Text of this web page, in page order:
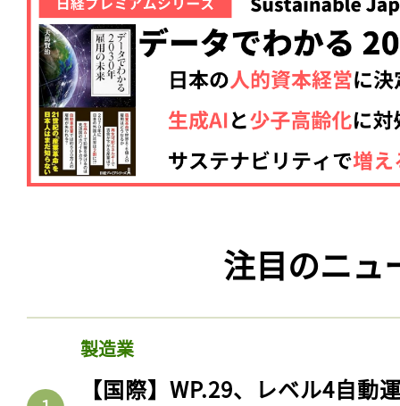
注目のニュ
製造業
【国際】WP.29、レベル4自動